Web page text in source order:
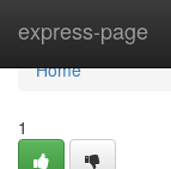
express-page
Home
Home
1